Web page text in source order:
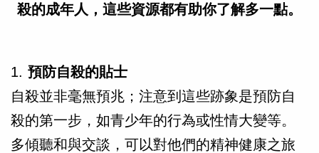
殺的成年人，這些資源都有助你了解多一點。
1. 預防自殺的貼士
自殺並非毫無預兆；注意到這些跡象是預防自
殺的第一步，如青少年的行為或性情大變等。
多傾聽和與交談，可以對他們的精神健康之旅